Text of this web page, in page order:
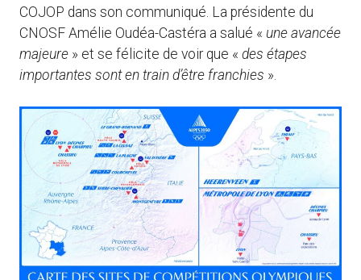
COJOP dans son communiqué. La présidente du
CNOSF Amélie Oudéa-Castéra a salué « une avancée
majeure » et se félicite de voir que « des étapes
importantes sont en train d’être franchies ».